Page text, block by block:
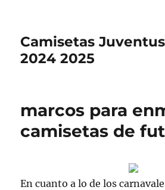
Camisetas
2024 2025
marcos para
camisetas de
En cuanto a lo de los